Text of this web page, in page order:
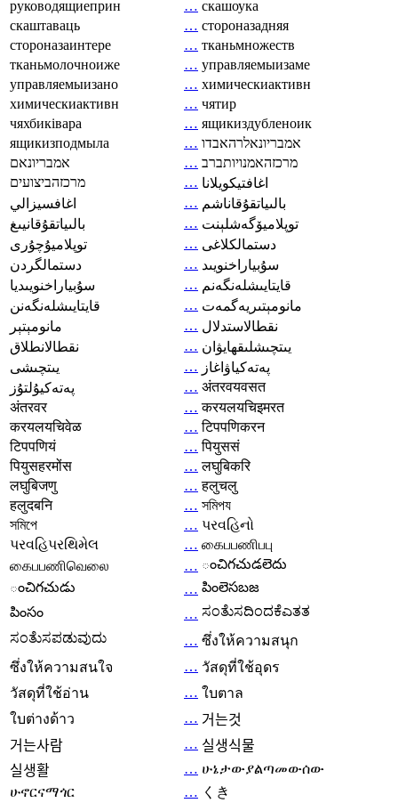
руководящиеприн
… скашоука
скаштаваць
… стороназадняя
стороназаинтере
… тканьмножеств
тканьмолочноиже
… управляемыизаме
управляемыизано
… химическиактивн
химическиактивн
… чятир
чяхбиківара
… ящикиздубленоик
ящикизподмыла
… אמבריונאלרהאבדו
אמבריונאם
… מרכזהאמנויותברב
מרכזהביצועים
… اغافتيكويلانا
اغافسيزالي
… بالىياتقۇقاناشم
بالىياتقۇقانيىغ
… توپلاميۆگەشلېنت
توپلاميۇچۇرى
… دستمالکلاغی
دستمالگردن
… سۇبياراخنويىد
سۇبياراخنويىديا
… قايتايىشلەنگەنم
قايتايىشلەنگەنن
… مانومېتىريەگمەت
مانومېتېر
… نقطالاستدلال
نقطالانطلاق
… يىتچىشلىقھايۋان
يىتچىشى
… پەتەكياۋاغاز
پەتەكيۇلتۇز
… अंतरवयवसत
अंतरवर
… करयलयचिइमरत
करयलयचिवेळ
… टिपपणिकरन
टिपपणियं
… पियुससं
पियुसहरमोंस
… लघुबिकरि
लघुबिजणु
… हलुचलु
हलुदबनि
… সমিপয
সমিপে
… પરવહિનો
પરવહિપરથિમેલ
… கைபபணிபபு
கைபபணிவெலை
… ంచిగచుడలెదు
ంచిగచుడు
… పింలెసబజ
పింసం
… ಸಂತೆುಸದಿಂದಕೆಎತತ
ಸಂತೆುಸಪಡುವುದು
… ซึ่งให้ความสนุก
ซึ่งให้ความสนใจ
… วัสดุที่ใช้อุดร
วัสดุที่ใช้อ่าน
… ใบตาล
ใบต่างด้าว
… 거는것
거는사람
… 실생식물
실생활
… ሁኔታውያልጣመውሰው
ሁኖርናማጎር
… くき